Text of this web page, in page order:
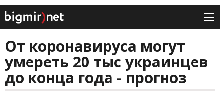
От коронавируса могут
умереть 20 тыс украинцев
до конца года - прогноз